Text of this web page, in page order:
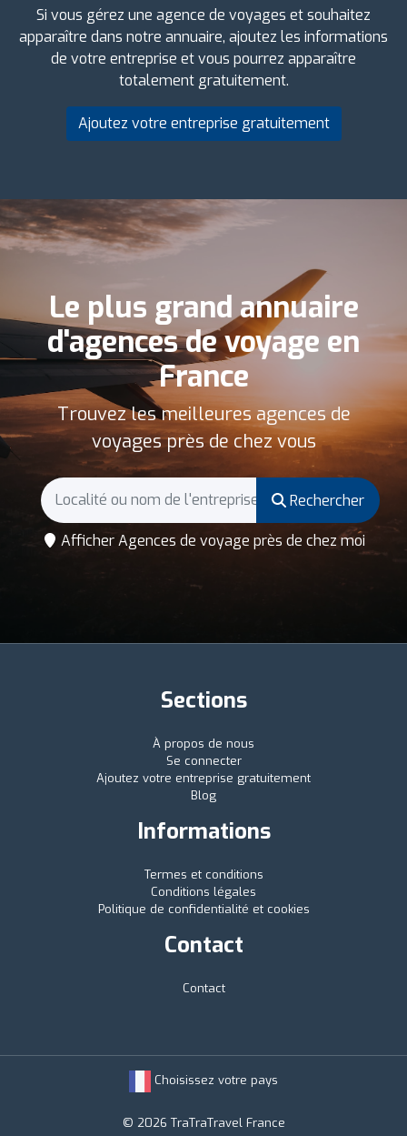
Si vous gérez une agence de voyages et souhaitez
apparaître dans notre annuaire, ajoutez les informations
de votre entreprise et vous pourrez apparaître
totalement gratuitement.
Ajoutez votre entreprise gratuitement
Le plus grand annuaire
d'agences de voyage en
France
Trouvez les meilleures agences de
voyages près de chez vous
Rechercher
Afficher Agences de voyage près de chez moi
Sections
À propos de nous
Se connecter
Ajoutez votre entreprise gratuitement
Blog
Informations
Termes et conditions
Conditions légales
Politique de confidentialité et cookies
Contact
Contact
Choisissez votre pays
© 2026 TraTraTravel France